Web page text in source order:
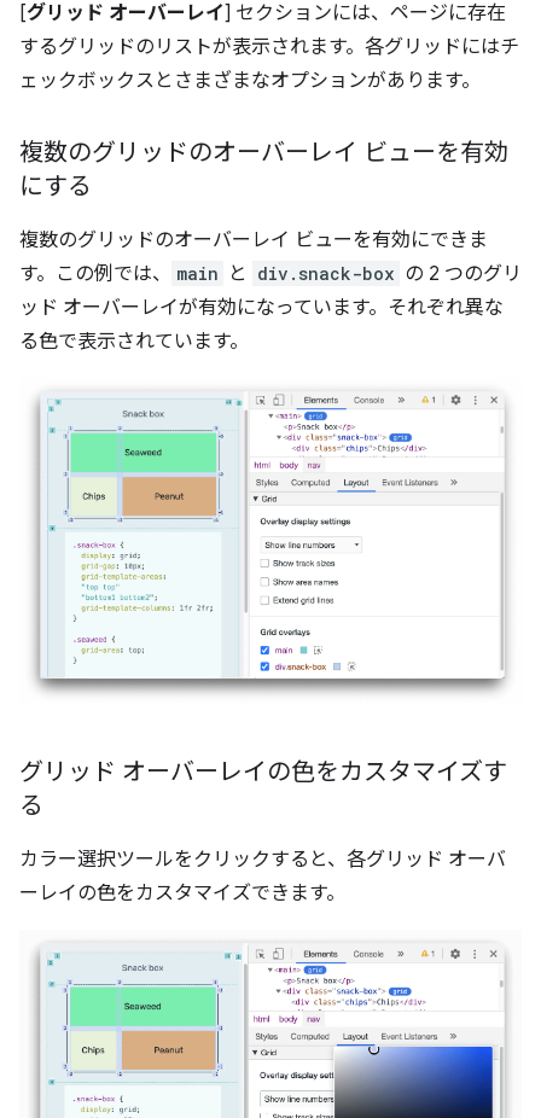
[グリッド オーバーレイ] セクションには、ページに存在
するグリッドのリストが表示されます。各グリッドにはチ
ェックボックスとさまざまなオプションがあります。
複数のグリッドのオーバーレイ ビューを有効
にする
複数のグリッドのオーバーレイ ビューを有効にできま
す。この例では、
main と div.snack-box の 2 つのグリ
ッド オーバーレイが有効になっています。それぞれ異な
る色で表示されています。
グリッド オーバーレイの色をカスタマイズす
る
カラー選択ツールをクリックすると、各グリッド オーバ
ーレイの色をカスタマイズできます。